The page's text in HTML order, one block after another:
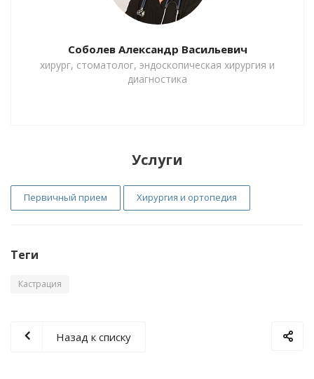
Соболев Александр Васильевич
хирург, стоматолог, эндоскопическая хирургия и
диагностика
Услуги
Первичный прием Хирургия и ортопедия
Теги
Кастрация
Назад к списку